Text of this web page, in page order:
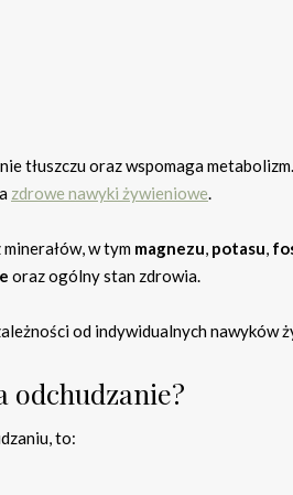
tłuszczu oraz wspomaga
zdrowe nawyki żywieniowe.
minerałów, w tym magnezu, potasu,
oraz ogólny stan zdrowia.
od indywidualnych nawyków
odchudzanie?
to: